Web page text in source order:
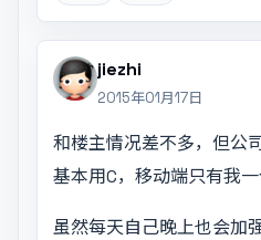
jiezhi
2015年01月17日
和楼主情况差不多，但公
基本用C，移动端只有我
虽然每天自己晚上也会加